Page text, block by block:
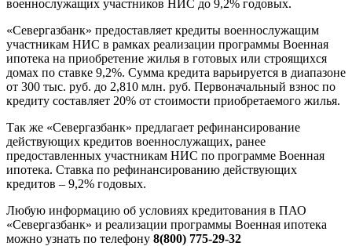
военнослужащих участников НИС до 9,2% годовых.
«Севергазбанк» предоставляет кредиты военнослужащим
участникам НИС в рамках реализации программы Военная
ипотека на приобретение жилья в готовых или строящихся
домах по ставке 9,2%. Сумма кредита варьируется в диапазоне
от 300 тыс. руб. до 2,810 млн. руб. Первоначальный взнос по
кредиту составляет 20% от стоимости приобретаемого жилья.
Так же «Севергазбанк» предлагает рефинансирование
действующих кредитов военнослужащих, ранее
предоставленных участникам НИС по программе Военная
ипотека. Ставка по рефинансированию действующих
кредитов – 9,2% годовых.
Любую информацию об условиях кредитования в ПАО
«Севергазбанк» и реализации программы Военная ипотека
можно узнать по телефону 8(800) 775-29-32